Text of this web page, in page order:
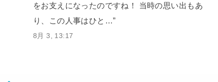
をお支えになったのですね！ 当時の思い出もあ
り、この人事はひと…”
8月 3, 13:17